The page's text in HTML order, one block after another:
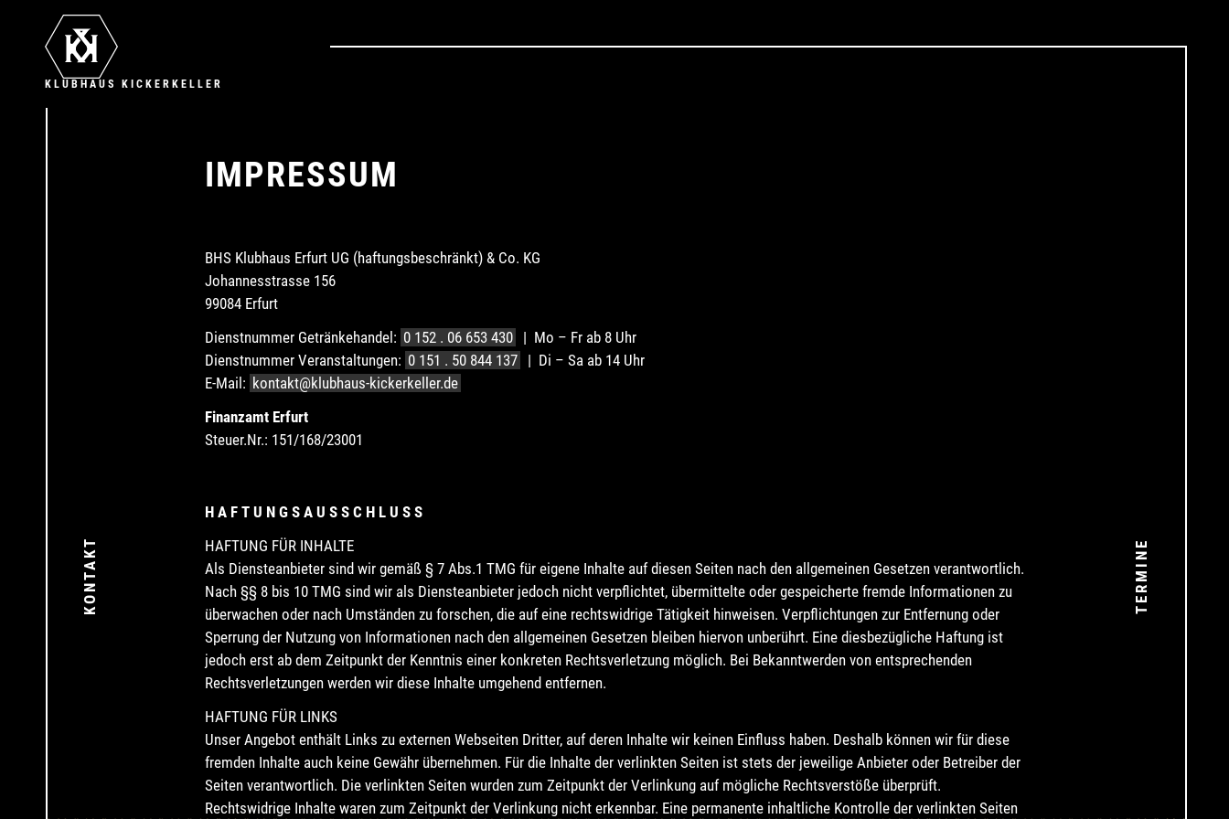
KLUBHAUS KICKERKELLER
KONTAKT
IMPRESSUM
BHS Klubhaus Erfurt UG (haftungsbeschränkt) & Co. KG
Johannesstrasse 156
99084 Erfurt
Dienstnummer Getränkehandel: 0 152 . 06 653 430 | Mo – Fr ab 8 Uhr
Dienstnummer Veranstaltungen: 0 151 . 50 844 137 | Di – Sa ab 14 Uhr
E-Mail: kontakt@klubhaus-kickerkeller.de
Finanzamt Erfurt
Steuer.Nr.: 151/168/23001
HAFTUNGSAUSSCHLUSS
HAFTUNG FÜR INHALTE
Als Diensteanbieter sind wir gemäß § 7 Abs.1 TMG für eigene Inhalte auf diesen Seiten nach den allgemeinen Gesetzen verantwortlich.
Nach §§ 8 bis 10 TMG sind wir als Diensteanbieter jedoch nicht verpflichtet, übermittelte oder gespeicherte fremde Informationen zu
überwachen oder nach Umständen zu forschen, die auf eine rechtswidrige Tätigkeit hinweisen. Verpflichtungen zur Entfernung oder
Sperrung der Nutzung von Informationen nach den allgemeinen Gesetzen bleiben hiervon unberührt. Eine diesbezügliche Haftung ist
jedoch erst ab dem Zeitpunkt der Kenntnis einer konkreten Rechtsverletzung möglich. Bei Bekanntwerden von entsprechenden
Rechtsverletzungen werden wir diese Inhalte umgehend entfernen.
HAFTUNG FÜR LINKS
Unser Angebot enthält Links zu externen Webseiten Dritter, auf deren Inhalte wir keinen Einfluss haben. Deshalb können wir für diese
fremden Inhalte auch keine Gewähr übernehmen. Für die Inhalte der verlinkten Seiten ist stets der jeweilige Anbieter oder Betreiber der
Seiten verantwortlich. Die verlinkten Seiten wurden zum Zeitpunkt der Verlinkung auf mögliche Rechtsverstöße überprüft.
Rechtswidrige Inhalte waren zum Zeitpunkt der Verlinkung nicht erkennbar. Eine permanente inhaltliche Kontrolle der verlinkten Seiten
TERMINE